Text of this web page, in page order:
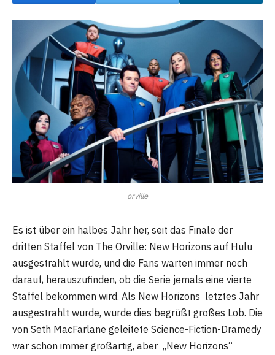
orville
Es ist über ein halbes Jahr her, seit das Finale der
dritten Staffel von The Orville: New Horizons auf Hulu
ausgestrahlt wurde, und die Fans warten immer noch
darauf, herauszufinden, ob die Serie jemals eine vierte
Staffel bekommen wird. Als New Horizons letztes Jahr
ausgestrahlt wurde, wurde dies begrüßt großes Lob. Die
von Seth MacFarlane geleitete Science-Fiction-Dramedy
war schon immer großartig, aber „New Horizons“